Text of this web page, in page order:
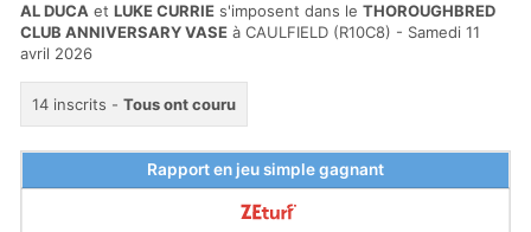
AL DUCA et LUKE CURRIE s'imposent dans le THOROUGHBRED
CLUB ANNIVERSARY VASE à CAULFIELD (R10C8) - Samedi 11
avril 2026
14 inscrits - Tous ont couru
Rapport en jeu simple gagnant